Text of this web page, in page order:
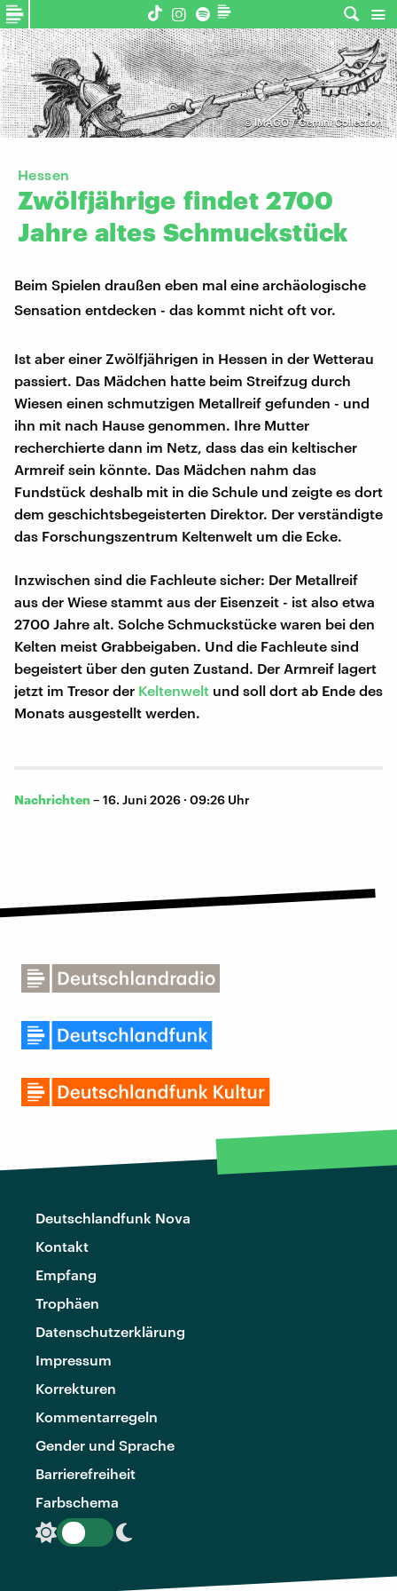
©IMAGO / Gemini Collection
Hessen
Zwölfjährige findet 2700
Jahre altes Schmuckstück
Beim Spielen draußen eben mal eine archäologische
Sensation entdecken - das kommt nicht oft vor.
Ist aber einer Zwölfjährigen in Hessen in der Wetterau
passiert. Das Mädchen hatte beim Streifzug durch
Wiesen einen schmutzigen Metallreif gefunden - und
ihn mit nach Hause genommen. Ihre Mutter
recherchierte dann im Netz, dass das ein keltischer
Armreif sein könnte. Das Mädchen nahm das
Fundstück deshalb mit in die Schule und zeigte es dort
dem geschichtsbegeisterten Direktor. Der verständigte
das Forschungszentrum Keltenwelt um die Ecke.
Inzwischen sind die Fachleute sicher: Der Metallreif
aus der Wiese stammt aus der Eisenzeit - ist also etwa
2700 Jahre alt. Solche Schmuckstücke waren bei den
Kelten meist Grabbeigaben. Und die Fachleute sind
begeistert über den guten Zustand. Der Armreif lagert
jetzt im Tresor der Keltenwelt und soll dort ab Ende des
Monats ausgestellt werden.
Nachrichten – 16. Juni 2026 · 09:26 Uhr
Deutschlandfunk Nova
Kontakt
Empfang
Trophäen
Datenschutzerklärung
Impressum
Korrekturen
Kommentarregeln
Gender und Sprache
Barrierefreiheit
Farbschema